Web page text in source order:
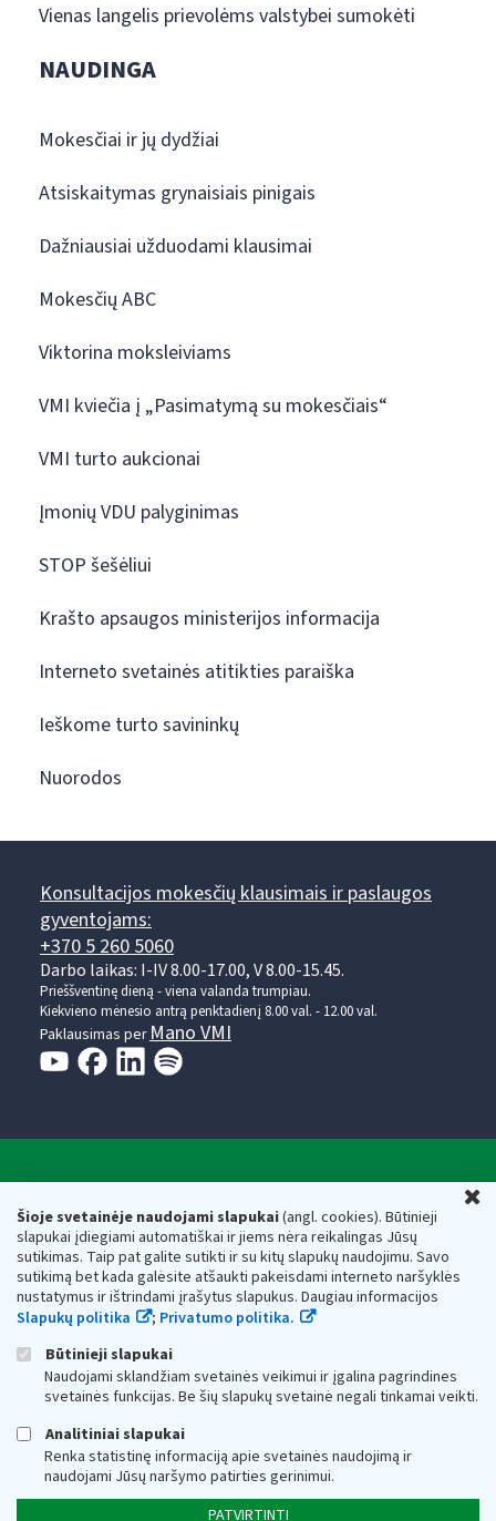
Šioje svetainėje naudojami slapukai(angl. cookies). Būtinieji
slapukai įdiegiami automatiškai ir jiems nėra reikalingas Jūsų
sutikimas. Taip pat galite sutikti ir su kitų slapukų naudojimu. Savo
sutikimą bet kada galėsite atšaukti pakeisdami interneto naršyklės
nustatymus ir ištrindami įrašytus slapukus. Daugiau informacijos
Slapukų politika
; Privatumo politika.
Būtinieji slapukai
Naudojami sklandžiam svetainės veikimui ir įgalina pagrindines
svetainės funkcijas. Be šių slapukų svetainė negali tinkamai veikti.
Analitiniai slapukai
Renka statistinę informaciją apie svetainės naudojimą ir
naudojami Jūsų naršymo patirties gerinimui.
PATVIRTINTI
Vienas langelis prievolėms valstybei sumokėti
NAUDINGA
Mokesčiai ir jų dydžiai
Atsiskaitymas grynaisiais pinigais
Dažniausiai užduodami klausimai
Mokesčių ABC
Viktorina moksleiviams
VMI kviečia į „Pasimatymą su mokesčiais“
VMI turto aukcionai
Įmonių VDU palyginimas
STOP šešėliui
Krašto apsaugos ministerijos informacija
Interneto svetainės atitikties paraiška
Ieškome turto savininkų
Nuorodos
Konsultacijos mokesčių klausimais ir paslaugos
gyventojams:
+370 5 260 5060
Darbo laikas: I-IV 8.00-17.00, V 8.00-15.45.
Prieššventinę dieną - viena valanda trumpiau.
Kiekvieno mėnesio antrą penktadienį 8.00 val. - 12.00 val.
Paklausimas per Mano VMI
Respublikos finansų ministerijos
Biudžetinė įstaiga. Juridinio asmens kodas — 188659752,
adresas: Vasario 16-osios g. 14, 01107 Vilnius, Lietuva, el.paštas:
vmi@vmi.lt, E. pristatymo dėžutės adresas 188659752
Duomenys apie Valstybinę mokesčių inspekciją prie Lietuvos
Respublikos finansų ministerijos kaupiami ir saugomi Juridinių